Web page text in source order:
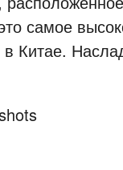
самое
в Китае.